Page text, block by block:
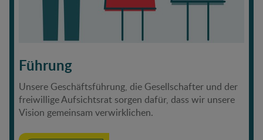
Führung
Unsere Geschäftsführung, die Gesellschafter und der
freiwillige Aufsichtsrat sorgen dafür, dass wir unsere
Vision gemeinsam verwirklichen.